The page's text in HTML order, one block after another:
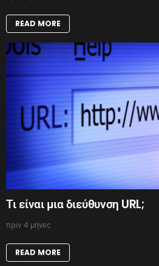
READ MORE
Τι είναι μια διεύθυνση URL;
πριν 4 μήνες
READ MORE